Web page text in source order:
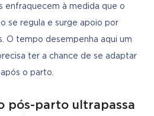
enfraquecem à medida que o
se regula e surge apoio por
O tempo desempenha aqui um
ter a chance de se adaptar
o parto.
pós-parto ultrapassa